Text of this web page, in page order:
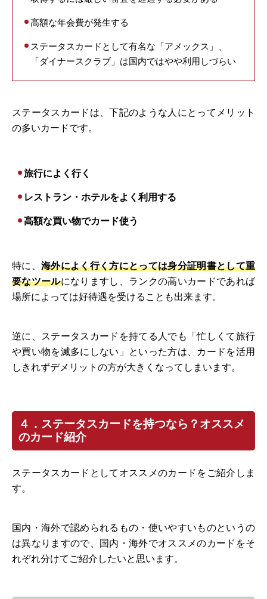
高額な年会費が発生する
ステータスカードとして有名な「アメックス」、
「ダイナースクラブ」は国内ではやや利用しづらい
ステータスカードは、下記のような人にとってメリット
の多いカードです。
旅行によく行く
レストラン・ホテルをよく利用する
高額な買い物でカード使う
特に、 海外によく行く方にとっては身分証明書として重
要なツールになりますし、ランクの高いカードであれば
場所によっては好待遇を受けることも出来ます。
逆に、ステータスカードを持てる人でも「忙しくて旅行
や買い物を滅多にしない」といった方は、カードを活用
しきれずデメリットの方が大きくなってしまいます。
４．ステータスカードを持つなら？オススメ
のカード紹介
ステータスカードとしてオススメのカードをご紹介しま
す。
国内・海外で認められるもの・使いやすいものというの
は異なりますので、国内・海外でオススメのカードをそ
れぞれ分けてご紹介したいと思います。